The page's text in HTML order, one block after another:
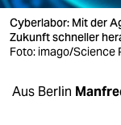
verlag
veranstaltungen
Cyberlabor: Mit der
Zukunft schneller
Foto: imago/Science
Aus Berlin